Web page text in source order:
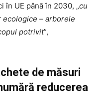
în UE până în 2030, „cu
– arborele
potrivit”,
de măsuri
reducerea